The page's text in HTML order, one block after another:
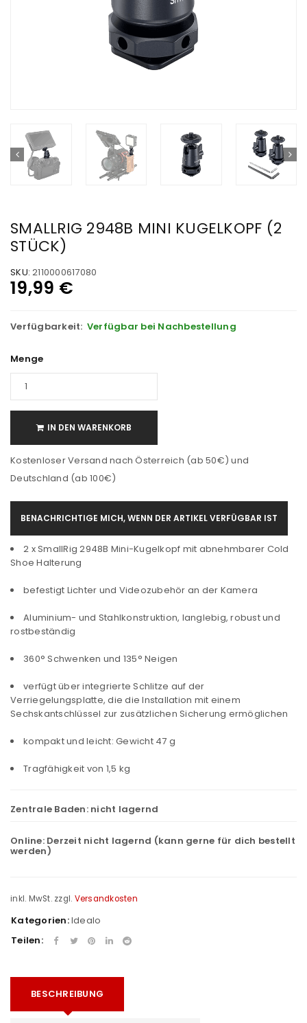
SMALLRIG 2948B MINI KUGELKOPF (2
STÜCK)
SKU: 2110000617080
19,99 €
Verfügbarkeit: Verfügbar bei Nachbestellung
Menge
IN DEN WARENKORB
Kostenloser Versand nach Österreich (ab 50€) und
Deutschland (ab 100€)
BENACHRICHTIGE MICH, WENN DER ARTIKEL VERFÜGBAR IST
2 x SmallRig 2948B Mini-Kugelkopf mit abnehmbarer Cold
Shoe Halterung
befestigt Lichter und Videozubehör an der Kamera
Aluminium- und Stahlkonstruktion, langlebig, robust und
rostbeständig
360° Schwenken und 135° Neigen
verfügt über integrierte Schlitze auf der
Verriegelungsplatte, die die Installation mit einem
Sechskantschlüssel zur zusätzlichen Sicherung ermöglichen
kompakt und leicht: Gewicht 47 g
Tragfähigkeit von 1,5 kg
Zentrale Baden: nicht lagernd
Online: Derzeit nicht lagernd (kann gerne für dich bestellt
werden)
inkl. MwSt. zzgl. Versandkosten
Kategorien:Idealo
Teilen:
BESCHREIBUNG